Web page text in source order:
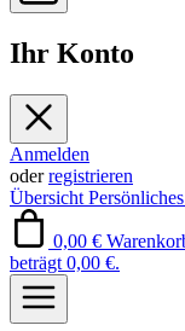
Ihr Konto
Anmelden
oderregistrieren
Übersicht
0,00 €
beträgt 0,00 €.